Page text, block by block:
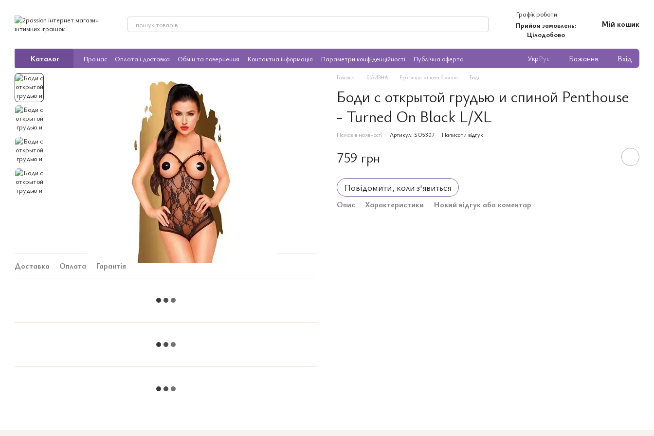
Графік роботи:
Прийом замовлень:
Цілодобово
Мій кошик
Каталог Про нас Оплата і доставка Обмін та повернення Контактна інформація Параметри конфіденційності Публічна оферта УкрРус Бажання Вхід
Доставка Оплата Гарантія
Головна БІЛИЗНА Еротична жіноча білизна Боді
Боди с открытой грудью и спиной Penthouse
- Turned On Black L/XL
Немає в наявності Артикул: SO5307 Написати відгук
759 грн
Повідомити, коли з'явиться
Опис Характеристики Новий відгук або коментар